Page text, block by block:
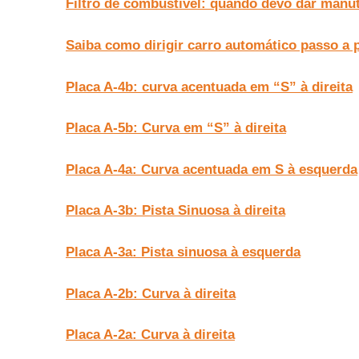
Filtro de combustível: quando devo dar
Saiba como dirigir carro automático passo a
Placa A-4b: curva acentuada em “S” à direita
Placa A-5b: Curva em “S” à direita
Placa A-4a: Curva acentuada em S à esquerda
Placa A-3b: Pista Sinuosa à direita
Placa A-3a: Pista sinuosa à esquerda
Placa A-2b: Curva à direita
Placa A-2a: Curva à direita